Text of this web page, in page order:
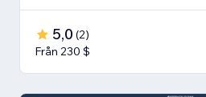
5,0 (2)
Från 230 $